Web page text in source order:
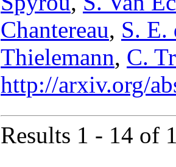
Chantereau, S.
Thielemann, C.
http://arxiv.org/
Results 1 - 14 of